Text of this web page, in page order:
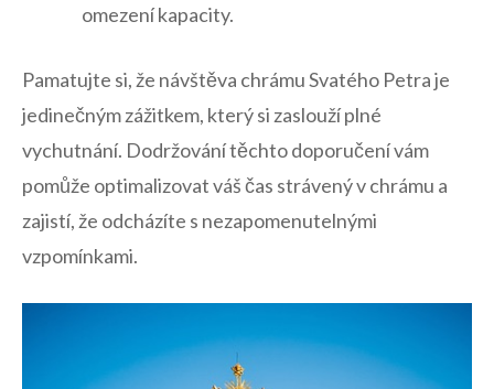
omezení kapacity.
Pamatujte si, že návštěva chrámu Svatého Petra ⁢je
‍jedinečným zážitkem,⁤ který⁣ si zaslouží plné
⁤vychutnání. Dodržování těchto⁢ doporučení ​vám
pomůže optimalizovat váš čas ‌strávený v chrámu a
zajistí, že odcházíte s ​nezapomenutelnými
vzpomínkami.